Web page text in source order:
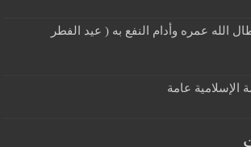
الله عمره وأدام النفع به ( عيد الفطر
الإسلامية عامة